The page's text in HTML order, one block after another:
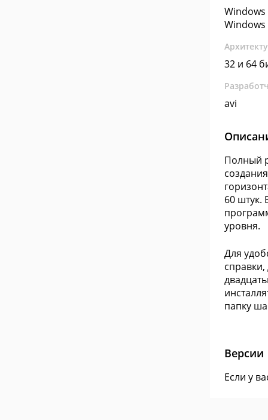
Windows
Windows
32 и 64
avi
Полный
60 штук.
уровня.
Для
папку
Версии
Если у